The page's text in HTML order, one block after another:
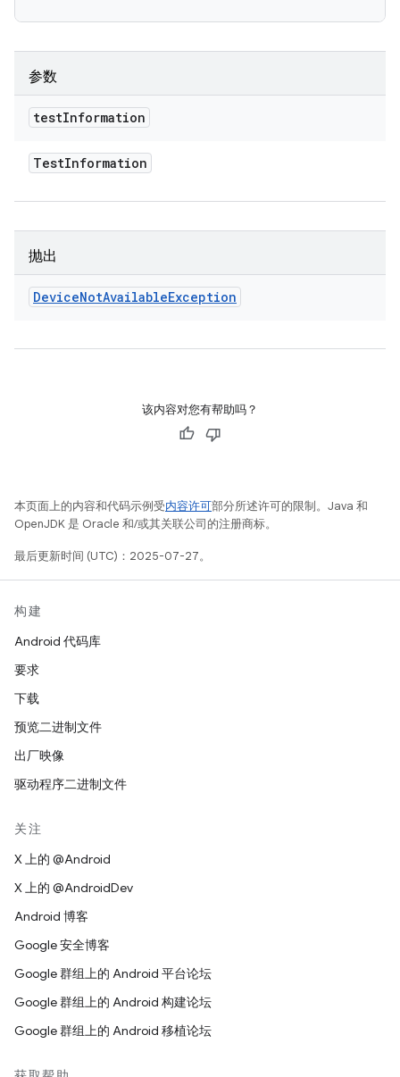
参数
testInformation
TestInformation
抛出
DeviceNotAvailableException
该内容对您有帮助吗？
本页面上的内容和代码示例受内容许可部分所述许可的限制。Java 和
OpenJDK 是 Oracle 和/或其关联公司的注册商标。
最后更新时间 (UTC)：2025-07-27。
构建
Android 代码库
要求
下载
预览二进制文件
出厂映像
驱动程序二进制文件
关注
X 上的 @Android
X 上的 @AndroidDev
Android 博客
Google 安全博客
Google 群组上的 Android 平台论坛
Google 群组上的 Android 构建论坛
Google 群组上的 Android 移植论坛